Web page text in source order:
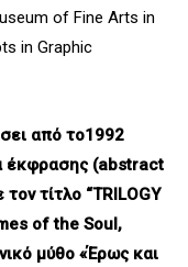
of Fine Arts in
in Graphic
από το1992
έκφρασης (abstract
τον τίτλο “TRILOGY
of the Soul,
μύθο «Έρως και